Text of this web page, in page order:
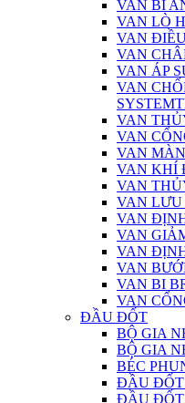
VAN BI
VAN LÒ
VAN
VAN
VAN ÁP
VAN
VAN
VAN
VAN
VAN KHÍ
VAN
VAN
VAN
VAN
VAN
VAN
VAN BI
VAN
ĐẦU ĐỐT
BỘ GIA
BỘ GIA
BÉC
ĐẦU ĐỐT
ĐẦU ĐỐT